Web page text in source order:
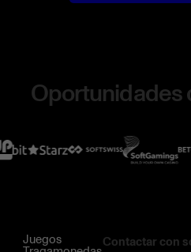
Oportunidades
Juegos Contactar con